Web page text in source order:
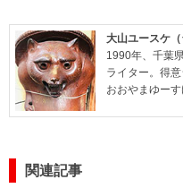
大山ユースケ（
1990年、千葉
ライター。得意
おおやまゆーす
関連記事